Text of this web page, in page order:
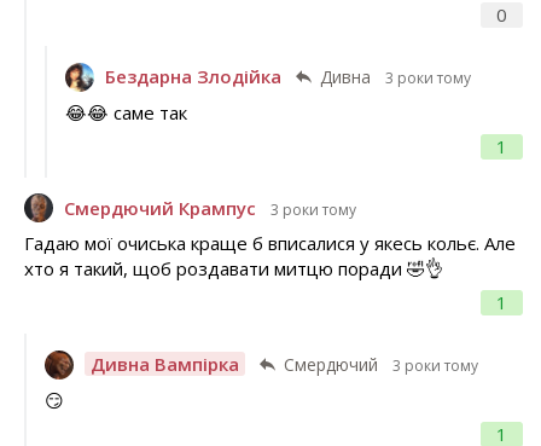
0
Бездарна Злодійка Дивна 3 роки тому
1
😂😂 саме так
Смердючий Крампус 3 роки тому
1
Гадаю мої очиська краще б вписалися у якесь кольє. Але
хто я такий, щоб роздавати митцю поради 🤣👌
Дивна Вампірка Смердючий 3 роки тому
1
😏